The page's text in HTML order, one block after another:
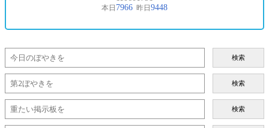
検索
検索
検索